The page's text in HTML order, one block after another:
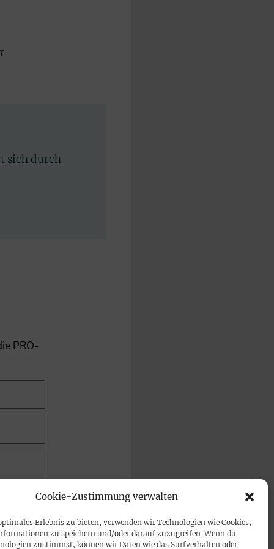
Cookie-Zustimmung verwalten
Erlebnis zu bieten, verwenden wir Technologien wie Cookies,
zu speichern und/oder darauf zuzugreifen. Wenn du
zustimmst, können wir Daten wie das Surfverhalten oder
sich durch
PRO-